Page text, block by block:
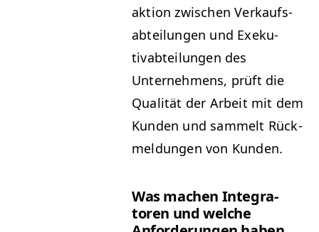
ak­tion zwis­chen Verkauf­s­
abteilun­gen und Exeku­
tivabteilun­gen des
Unternehmens, prüft die
Qual­ität der Arbeit mit dem
Kun­den und sam­melt Rück­
mel­dun­gen von Kunden.
Was machen Inte­gra­
toren und welche